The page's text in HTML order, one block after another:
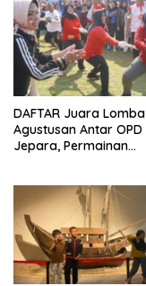
DAFTAR Juara Lomba
Agustusan Antar OPD
Jepara, Permainan